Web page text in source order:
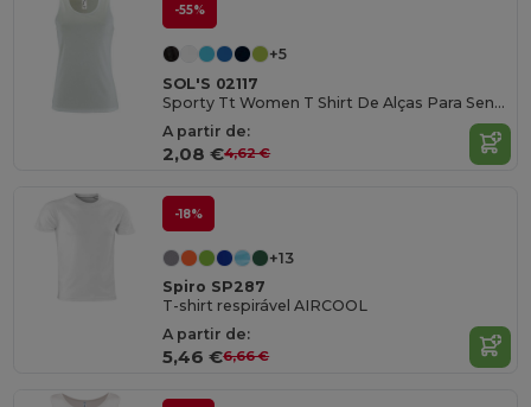
-55%
+5
SOL'S 02117
Sporty Tt Women T Shirt De Alças Para Senhora
A partir de:
2,08 €4,62 €
-18%
+13
Spiro SP287
T-shirt respirável AIRCOOL
A partir de:
5,46 €6,66 €